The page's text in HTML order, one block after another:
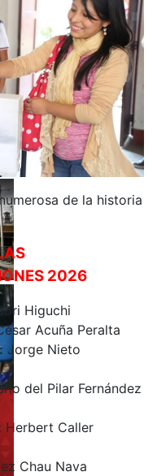
de la historia
2026
Higuchi
Acuña Peralta
Jorge Nieto
del Pilar Fernández
Herbert Caller
Chau Nava